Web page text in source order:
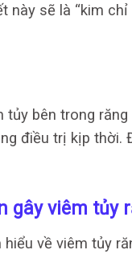
này sẽ là “kim
tủy bên trong
điều trị kịp thời.
gây viêm tủy
về viêm tủy